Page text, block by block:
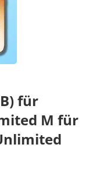
für
M für